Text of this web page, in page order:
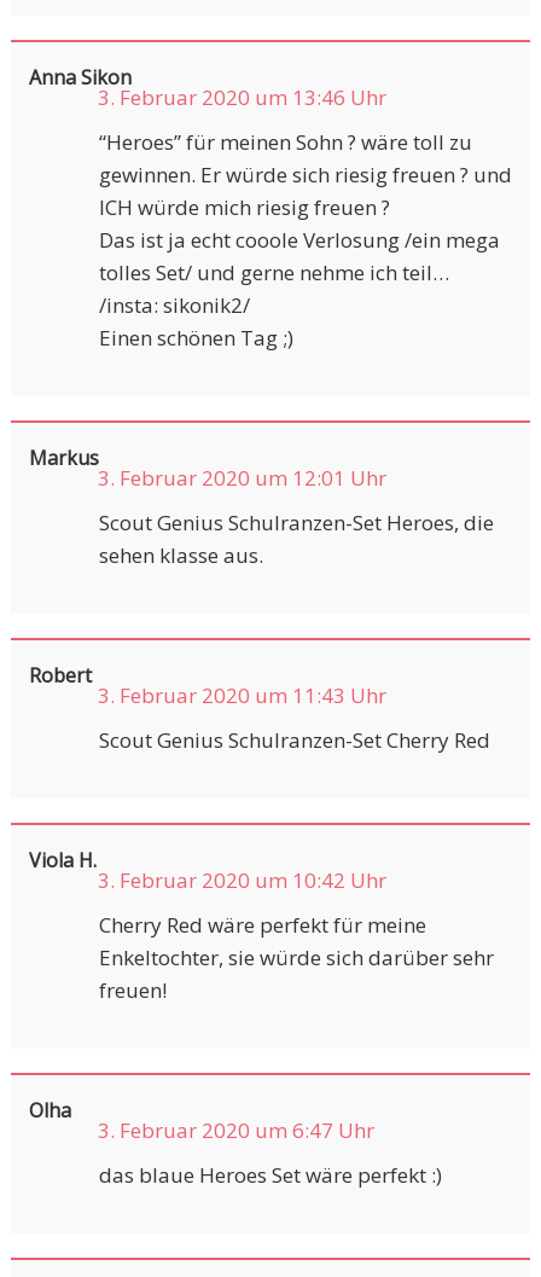
Anna Sikon
3. Februar 2020 um 13:46 Uhr
“Heroes” für meinen Sohn ? wäre toll zu
gewinnen. Er würde sich riesig freuen ? und
ICH würde mich riesig freuen ?
Das ist ja echt cooole Verlosung /ein mega
tolles Set/ und gerne nehme ich teil…
/insta: sikonik2/
Einen schönen Tag ;)
Markus
3. Februar 2020 um 12:01 Uhr
Scout Genius Schulranzen-Set Heroes, die
sehen klasse aus.
Robert
3. Februar 2020 um 11:43 Uhr
Scout Genius Schulranzen-Set Cherry Red
Viola H.
3. Februar 2020 um 10:42 Uhr
Cherry Red wäre perfekt für meine
Enkeltochter, sie würde sich darüber sehr
freuen!
Olha
3. Februar 2020 um 6:47 Uhr
das blaue Heroes Set wäre perfekt :)